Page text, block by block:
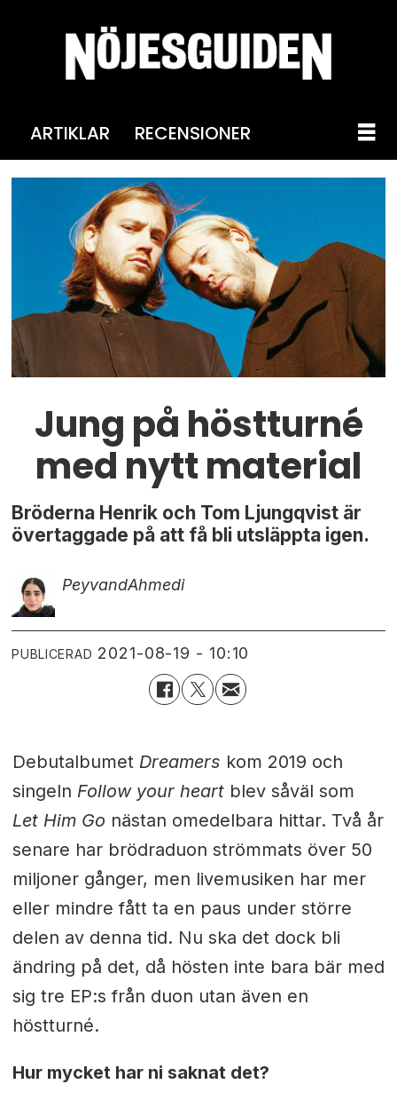
ARTIKLAR RECENSIONER
Jung på höstturné
med nytt material
Bröderna Henrik och Tom Ljungqvist är
övertaggade på att få bli utsläppta igen.
PeyvandAhmedi
PUBLICERAD 2021-08-19 - 10:10
Debutalbumet Dreamers kom 2019 och
singeln Follow your heartblev såväl som
Let Him Go nästan omedelbara hittar. Två år
senare har brödraduon strömmats över 50
miljoner gånger, men livemusiken har mer
eller mindre fått ta en paus under större
delen av denna tid. Nu ska det dock bli
ändring på det, då hösten inte bara bär med
sig tre EP:s från duon utan även en
höstturné.
Hur mycket har ni saknat det?